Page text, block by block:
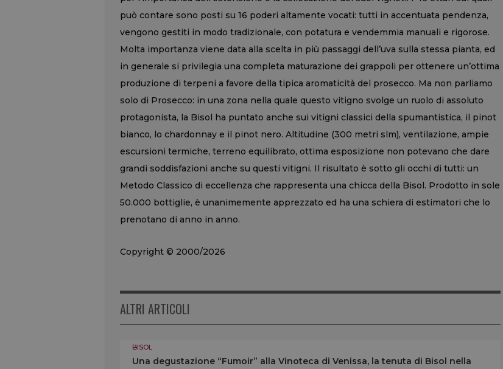
può contare sono posti su 16 poderi altamente vocati: tutti in accentuata pendenza,
vengono gestiti in modo tradizionale, con potatura e vendemmia manuali e rigorose.
Molta importanza viene data alla scelta in più passaggi dell’uva sulla stessa pianta, ed
in generale si privilegia una completa maturazione dei grappoli per ottenere un’ottima
produzione di terpeni a favore della tipica aromaticità del prosecco. Ma non parliamo
solo di Prosecco: in una zona nella quale questo vitigno svolge un ruolo di assoluto
protagonista, la Bisol ha puntato anche sui vitigni classici della spumantistica, il pinot
bianco, lo chardonnay e il pinot nero. Altitudine (300 metri slm), ventilazione, ampie
escursioni termiche, terreno equilibrato, ottima esposizione non potevano che dare
grandi soddisfazioni anche su questi vitigni. Il risultato è sotto gli occhi di tutti: un
Metodo Classico di eccellenza che rappresenta una chicca della Bisol. Prodotto in sole
50.000 bottiglie, è unanimemente apprezzato ed ha una schiera di estimatori che lo
prenotano di anno in anno.
Copyright © 2000/2026
ALTRI ARTICOLI
BISOL
Una degustazione “Fumoir” alla Vinoteca di Venissa, la tenuta di Bisol nella